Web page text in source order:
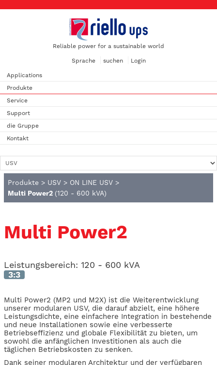
Reliable power for a sustainable world
Sprache suchen Login
Applications
Produkte
Service
Support
die Gruppe
Kontakt
Produkte > USV > ON LINE USV >
Multi Power2 (120 - 600 kVA)
Multi Power2
Leistungsbereich: 120 - 600 kVA
3:3
Multi Power2 (MP2 und M2X) ist die Weiterentwicklung
unserer modularen USV, die darauf abzielt, eine höhere
Leistungsdichte, eine einfachere Integration in bestehende
und neue Installationen sowie eine verbesserte
Betriebseffizienz und globale Flexibilität zu bieten, um
sowohl die anfänglichen Investitionen als auch die
täglichen Betriebskosten zu senken.
Dank seiner modularen Architektur und der verfügbaren